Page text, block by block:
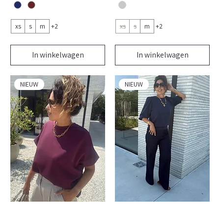
xs s m +2
In winkelwagen
xs s m +2
In winkelwagen
NIEUW NIEUW